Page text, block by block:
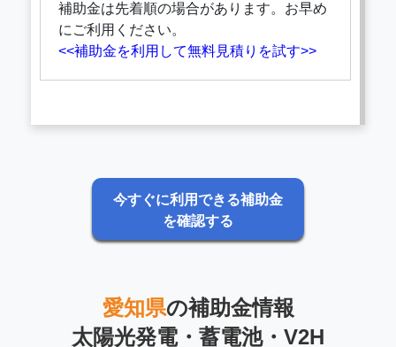
補助金は先着順の場合があります。お早め
にご利用ください。
<<補助金を利用して無料見積りを試す>>
今すぐに利用できる補助金
を確認する
愛知県の補助金情報
太陽光発電・蓄電池・V2H